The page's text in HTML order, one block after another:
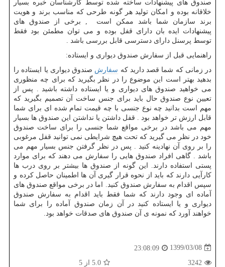
صندوق های پیشنهادات ساخته شده توسط کارشناسان خبره بسیار
خلاقانه بوده و امکان تولید هر گونه طرحی که مناسب برند و هویت
برند سازمان شما باشد ممکن است , برخی از صندوق های
پیشنهادات ایده بان دارای قفل بوده و می توان مطمئن بود فقط
توسط پرسنل دارای دسترسی قابل بررسی باشد .
راهنمایی قبل از سفارش صندوق دیواری و ایستاده:
در زمانی که شما قصد دارید که سفارش صندوق دیواری یا ایستاده را
بدهید بهتر است این موضوع را در نظر بگیرید که برای چه منظوری
می خواهید صندوق های دیواری و یا ایستاده داشته باشید . پس از
تعیین نوع صندوق حال باید برای جنس ساخت آن تصمیم بگیرید که
مهم است بدانید چه نوع جنسی با چه قیمت تمام شده ای برای شما
قابل ارزش تر خواهد بود . قفل داشتن یا نداشتن این صندوق ها بسیار
مهم می باشد در برخی مواقع شما جنسی را برای ساخت صندوق
خود در نظر می گیرید که تحت هیچ شرایطی نمی توانید قفل مرغوبی
را بر روی آن نهادینه کنید . پس در نظر گرفتن جنس بسیار مهم می
باشد . گاهی افراد صندوق هایی را سفارش می دهند که برای موارد
پستی استفاده دارند. این گونه از صندوق ها بیشتر بر روی درب ها
کارآیی دارند که باید از نحوه قرار گیری آن ها اطمینان حاصل کرده و
سپس اقدام به سفارش صندوق کنید. اما در برخی مواقع صندوق های
آماده ای وجود دارند که شما فقط باید اقدام به سفارش صندوق
دیواری و یا ایستاده کنید در آن زمان صندوق آماده را برای شما
خواهند آورد که نمونه ی آن صندوق های صدقات خواهد بود.
1399/03/08
23:08:09
3242
5.0 از 5